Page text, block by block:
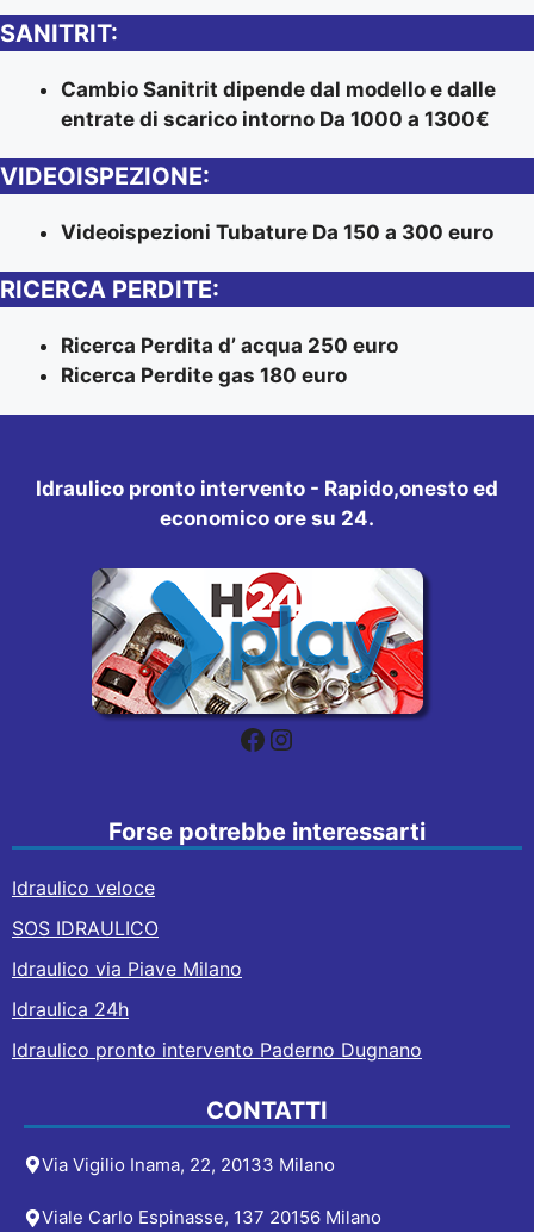
SANITRIT:
Cambio Sanitrit dipende dal modello e dalle
entrate di scarico intorno Da 1000 a 1300€
VIDEOISPEZIONE:
Videoispezioni Tubature Da 150 a 300 euro
RICERCA PERDITE:
Ricerca Perdita d’ acqua 250 euro
Ricerca Perdite gas 180 euro
Idraulico pronto intervento - Rapido,onesto ed
economico ore su 24.
Facebook
Instagram
Forse potrebbe interessarti
Idraulico veloce
SOS IDRAULICO
Idraulico via Piave Milano
Idraulica 24h
Idraulico pronto intervento Paderno Dugnano
CONTATTI
Via Vigilio Inama, 22, 20133 Milano
Viale Carlo Espinasse, 137 20156 Milano